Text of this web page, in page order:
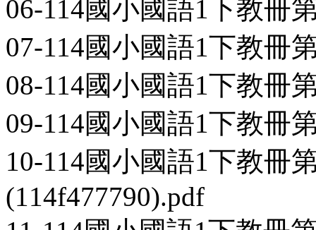
06-114國小國語1下教冊
07-114國小國語1下教冊
08-114國小國語1下教冊
09-114國小國語1下教冊
10-114國小國語1下教冊
(114f477790).pdf